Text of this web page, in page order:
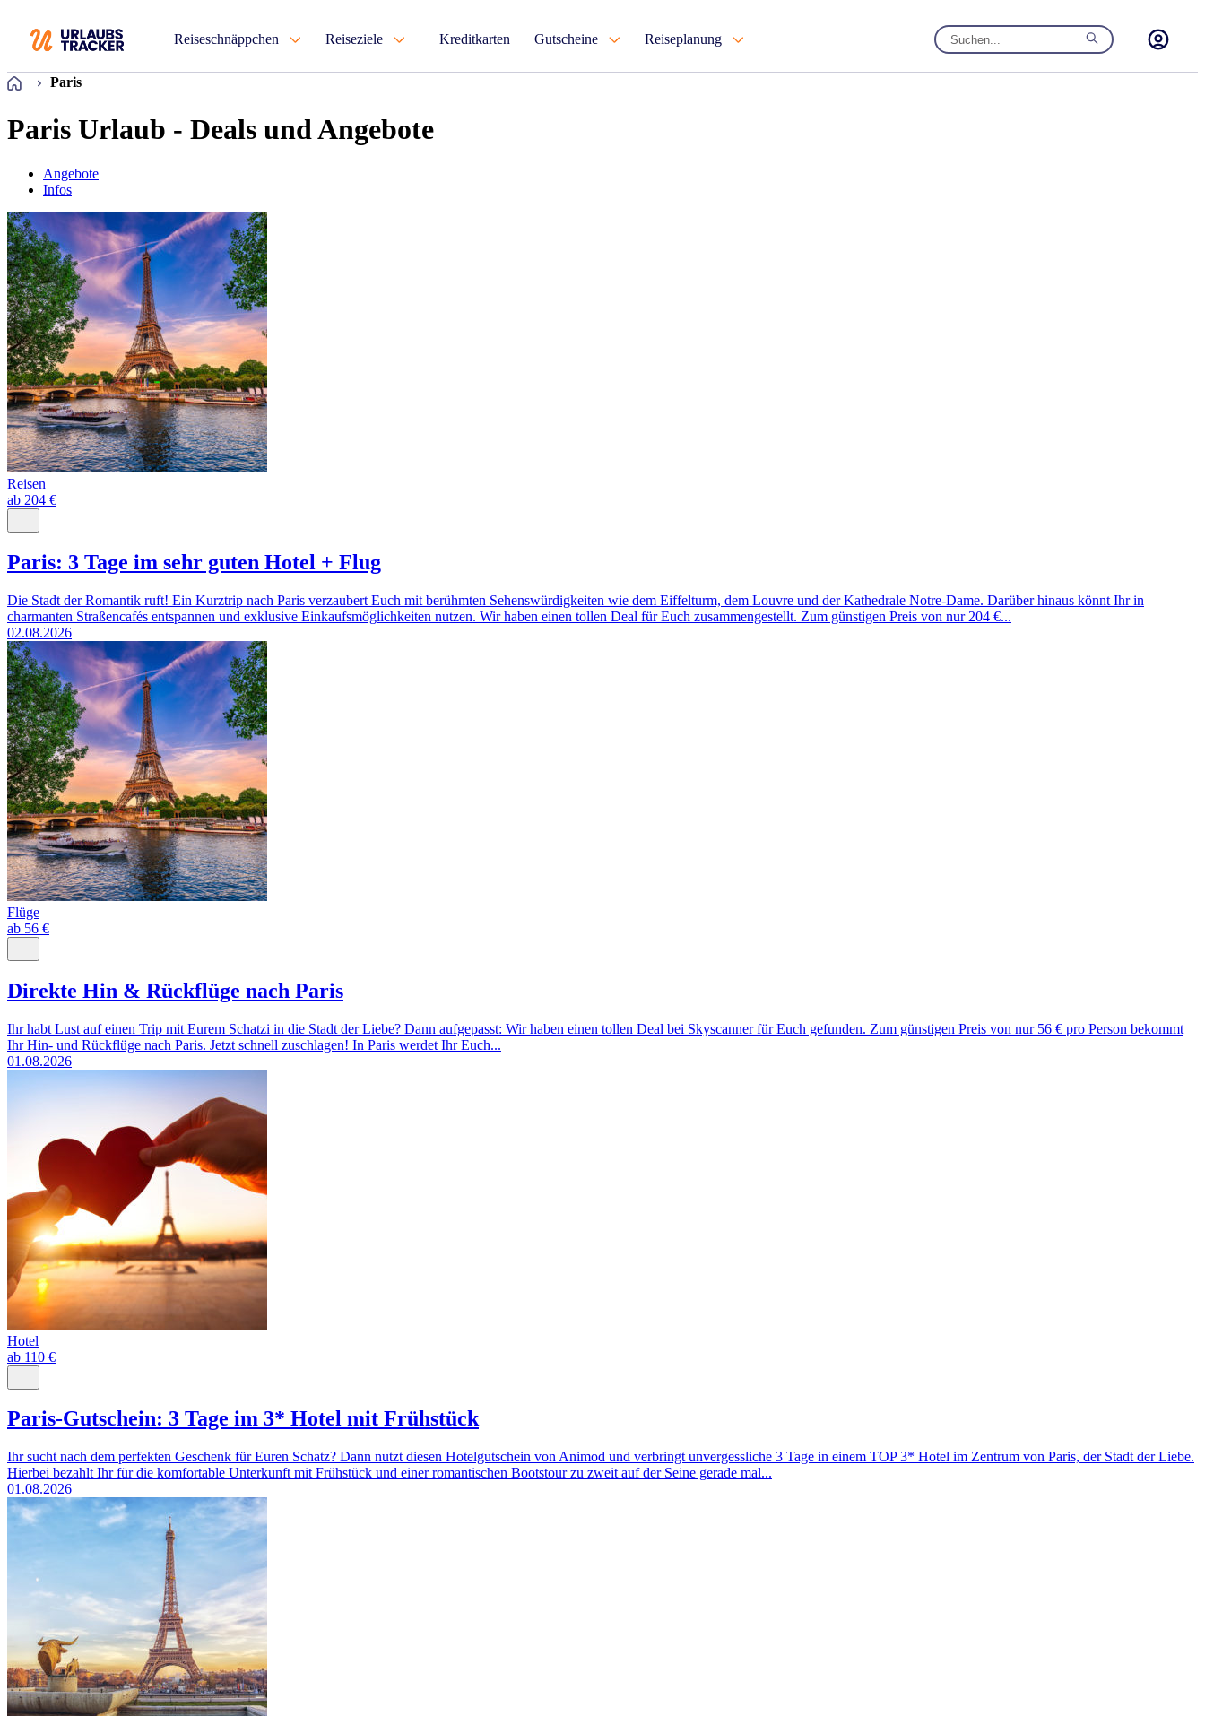
Reiseschnäppchen Reiseziele Kreditkarten Gutscheine Reiseplanung
Startseite
Paris
Paris Urlaub - Deals und Angebote
Angebote
Infos
Reisen
ab 204 €
Paris: 3 Tage im sehr guten Hotel + Flug
Die Stadt der Romantik ruft! Ein Kurztrip nach Paris verzaubert Euch mit berühmten Sehenswürdigkeiten wie dem Eiffelturm, dem Louvre und der Kathedrale Notre-Dame. Darüber hinaus könnt Ihr in
charmanten Straßencafés entspannen und exklusive Einkaufsmöglichkeiten nutzen. Wir haben einen tollen Deal für Euch zusammengestellt. Zum günstigen Preis von nur 204 €...
02.08.2026
Flüge
ab 56 €
Direkte Hin & Rückflüge nach Paris
Ihr habt Lust auf einen Trip mit Eurem Schatzi in die Stadt der Liebe? Dann aufgepasst: Wir haben einen tollen Deal bei Skyscanner für Euch gefunden. Zum günstigen Preis von nur 56 € pro Person bekommt
Ihr Hin- und Rückflüge nach Paris. Jetzt schnell zuschlagen! In Paris werdet Ihr Euch...
01.08.2026
Hotel
ab 110 €
Paris-Gutschein: 3 Tage im 3* Hotel mit Frühstück
Ihr sucht nach dem perfekten Geschenk für Euren Schatz? Dann nutzt diesen Hotelgutschein von Animod und verbringt unvergessliche 3 Tage in einem TOP 3* Hotel im Zentrum von Paris, der Stadt der Liebe.
Hierbei bezahlt Ihr für die komfortable Unterkunft mit Frühstück und einer romantischen Bootstour zu zweit auf der Seine gerade mal...
01.08.2026